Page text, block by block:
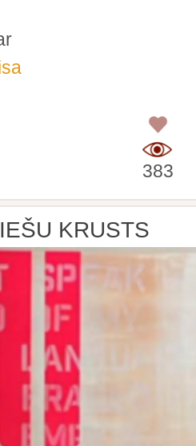
383
KRUSTS